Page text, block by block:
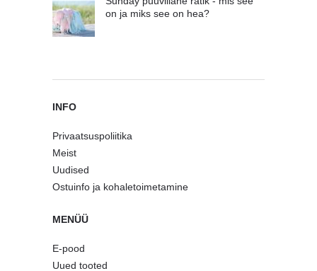
on ja miks see on hea?
INFO
Privaatsuspoliitika
Meist
Uudised
Ostuinfo ja kohaletoimetamine
MENÜÜ
E-pood
Uued tooted